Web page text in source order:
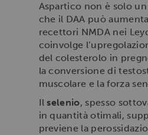
Aspartico non è solo
che il DAA può
recettori NMDA nei
coinvolge
del colesterolo in
la conversione di
muscolare e la forza
Ilselenio, spesso
in quantità otimali,
previene la